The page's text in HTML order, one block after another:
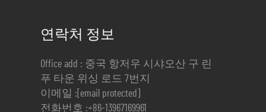
연락처 정보
Office add : 중국 항저우 시샤오산 구 린
푸 타운 위싱 로드 7번지
이메일 : [email protected]
전화번호 :+86-13967169961